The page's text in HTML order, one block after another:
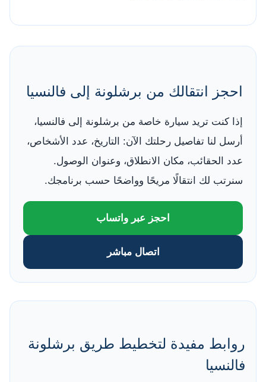
احجز انتقالك من برشلونة إلى فالنسيا
إذا كنت تريد سيارة خاصة من برشلونة إلى فالنسيا،
أرسل لنا تفاصيل رحلتك الآن: التاريخ، عدد الأشخاص،
عدد الحقائب، مكان الانطلاق، وعنوان الوصول.
سنرتب لك انتقالًا مريحًا وواضحًا حسب برنامجك.
احجز عبر واتساب
اتصال مباشر
روابط مفيدة لتخطيط طريق برشلونة
فالنسيا